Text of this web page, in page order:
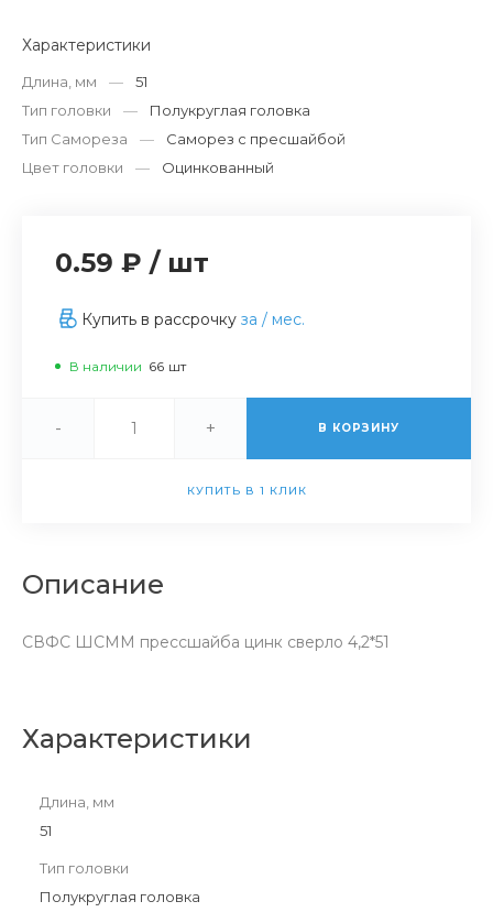
Характеристики
Длина, мм —
51
Тип головки
—
Полукруглая головка
Тип Самореза
—
Саморез с пресшайбой
Цвет головки
— Оцинкованный
0.59 ₽ / шт
Купить в рассрочку за / мес.
В наличии 66 шт
- + В КОРЗИНУ
КУПИТЬ В 1 КЛИК
Описание
СВФС ШСММ прессшайба цинк сверло 4,2*51
Характеристики
Длина, мм
51
Тип головки
Полукруглая головка